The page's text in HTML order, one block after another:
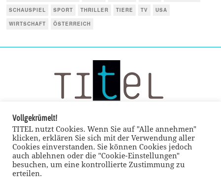
SCHAUSPIEL
SPORT THRILLER TIERE TV
USA
WIRTSCHAFT
ÖSTERREICH
Vollgekrümelt!
TITEL nutzt Cookies. Wenn Sie auf "Alle annehmen"
klicken, erklären Sie sich mit der Verwendung aller
Cookies einverstanden. Sie können Cookies jedoch
auch ablehnen oder die "Cookie-Einstellungen"
besuchen, um eine kontrollierte Zustimmung zu
erteilen.